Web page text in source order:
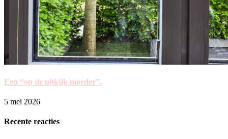
Een “op de uitkijk moeder”.
5 mei 2026
Recente reacties